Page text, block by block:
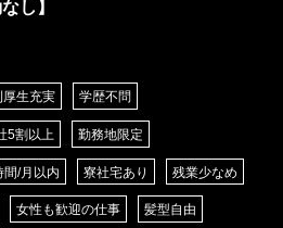
し】
厚生充実 学歴不問
5割以上 勤務地限定
/月以内 寮社宅あり 残業少なめ
女性も歓迎の仕事 髪型自由